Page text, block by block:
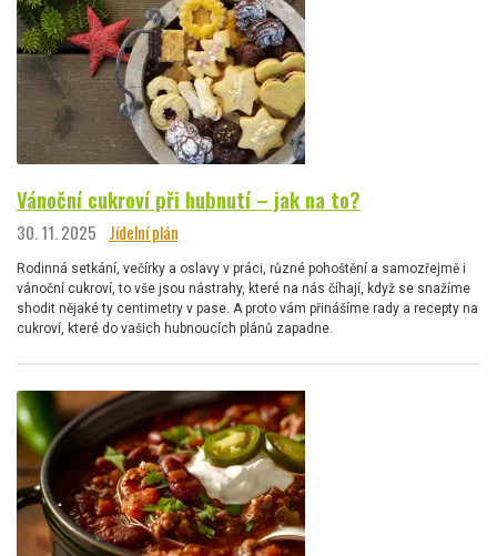
Vánoční cukroví při hubnutí – jak na to?
30. 11. 2025 Jídelní plán
Rodinná setkání, večírky a oslavy v práci, různé pohoštění a samozřejmě i
vánoční cukroví, to vše jsou nástrahy, které na nás číhají, když se snažíme
shodit nějaké ty centimetry v pase. A proto vám přinášíme rady a recepty na
cukroví, které do vašich hubnoucích plánů zapadne.